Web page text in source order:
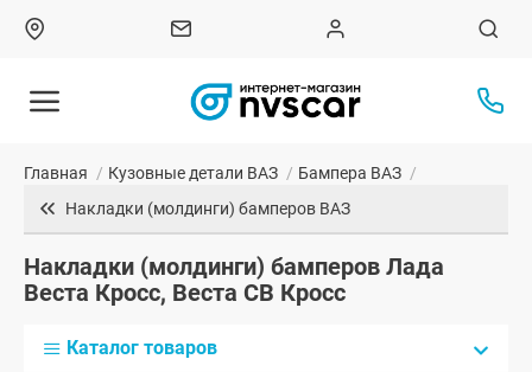
Главная / Кузовные детали ВАЗ / Бампера ВАЗ /
Накладки (молдинги) бамперов ВАЗ
Накладки (молдинги) бамперов Лада
Веста Кросс, Веста СВ Кросс
Каталог товаров